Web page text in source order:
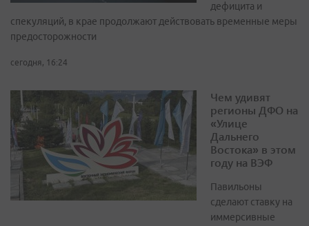
дефицита и
спекуляций, в крае продолжают действовать временные меры
предосторожности
сегодня, 16:24
Чем удивят
регионы ДФО на
«Улице
Дальнего
Востока» в этом
году на ВЭФ
Павильоны
сделают ставку на
иммерсивные